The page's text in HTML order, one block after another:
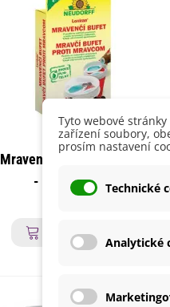
Mravenčí bufet - Neudorff
- ochrana proti
Přidat do košíku
Tyto webové
zařízení soubory,
prosím nastavení
Technické
Analytické